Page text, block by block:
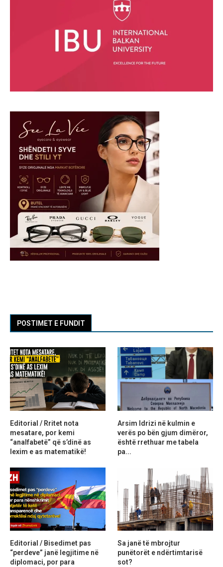
POSTIMET E FUNDIT
Editorial / Rritet nota
mesatare, por kemi
“analfabetë” që s’dinë as
lexim e as matematikë!
Arsim Idrizi në kulmin e
verës po bën gjum dimëror,
është rrethuar me tabela
pa...
Editorial / Bisedimet pas
“perdeve” janë legjitime në
diplomaci, por para
Sa janë të mbrojtur
punëtorët e ndërtimtarisë
sot?